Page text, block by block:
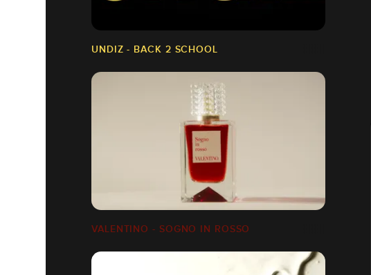
UNDIZ - BACK 2 SCHOOL
VALENTINO - SOGNO IN ROSSO